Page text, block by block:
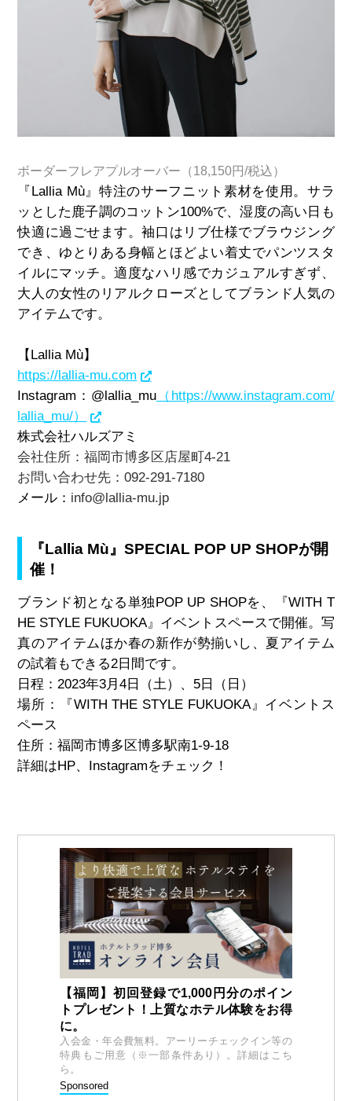
ボーダーフレアプルオーバー（18,150円/税込）
『Lallia Mù』特注のサーフニット素材を使用。サラ
ッとした鹿子調のコットン100%で、湿度の高い日も
快適に過ごせます。袖口はリブ仕様でブラウジング
でき、ゆとりある身幅とほどよい着丈でパンツスタ
イルにマッチ。適度なハリ感でカジュアルすぎず、
大人の女性のリアルクローズとしてブランド人気の
アイテムです。
【Lallia Mù】
https://lallia-mu.com
Instagram：@lallia_mu （https://www.instagram.com/
lallia_mu/）
株式会社ハルズアミ
会社住所：福岡市博多区店屋町4-21
お問い合わせ先：092-291-7180
メール： info@lallia-mu.jp
『Lallia Mù』SPECIAL POP UP SHOPが開
催！
ブランド初となる単独POP UP SHOPを、『WITH T
HE STYLE FUKUOKA』イベントスペースで開催。写
真のアイテムほか春の新作が勢揃いし、夏アイテム
の試着もできる2日間です。
日程：2023年3月4日（土）、5日（日）
場所：『WITH THE STYLE FUKUOKA』イベントス
ペース
住所：福岡市博多区博多駅南1-9-18
詳細はHP、Instagramをチェック！
【福岡】初回登録で1,000円分のポイン
トプレゼント！上質なホテル体験をお得
に。
入会金・年会費無料。アーリーチェックイン等の
特典もご用意（※一部条件あり）。詳細はこち
ら。
Sponsored